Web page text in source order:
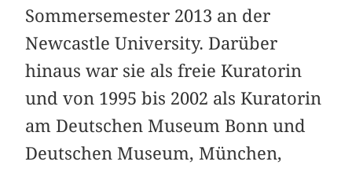
Sommersemester 2013 an der
Newcastle University. Darüber
hinaus war sie als freie Kuratorin
und von 1995 bis 2002 als Kuratorin
am Deutschen Museum Bonn und
Deutschen Museum, München,